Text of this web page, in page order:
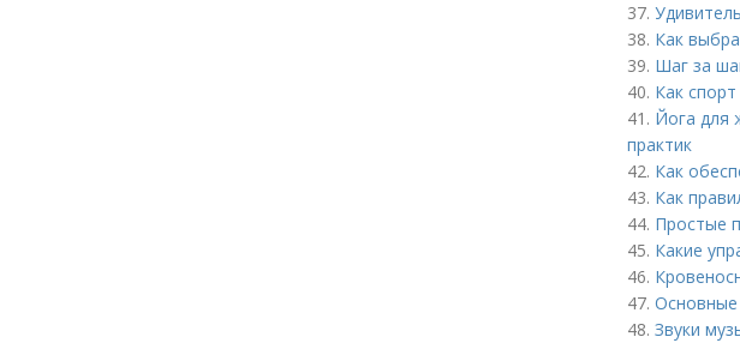
37.
38. Как
39. Шаг за
40. Как
41. Йога для
практик
42. Как
43. Как
44. Простые
45. Какие
46.
47. Основные
48. Звуки